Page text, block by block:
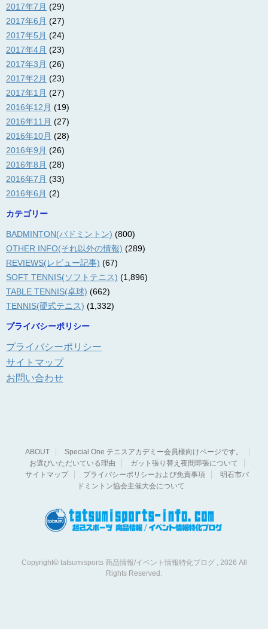
2017年7月 (29)
2017年6月 (27)
2017年5月 (24)
2017年4月 (23)
2017年3月 (26)
2017年2月 (23)
2017年1月 (27)
2016年12月 (19)
2016年11月 (27)
2016年10月 (28)
2016年9月 (26)
2016年8月 (28)
2016年7月 (33)
2016年6月 (2)
カテゴリー
BADMINTON(バドミントン) (800)
OTHER INFO(それ以外の情報) (289)
REVIEWS(レビュー記事) (67)
SOFT TENNIS(ソフトテニス) (1,896)
TABLE TENNIS(卓球) (662)
TENNIS(硬式テニス) (1,332)
プライバシーポリシー
プライバシーポリシー
サイトマップ
お問い合わせ
ABOUT
Special One テニスアカデミー会員様向けページです。
お選びいただいている理由
ガット張り替え夜間即張について
サイトマップ
プライバシーポリシーおよび免責事項
明石市バ
ドミントン協会主催大会について
Copyright© tatsumisports 商品情報/イベント情報特化ブログ , 2026 All
Rights Reserved.